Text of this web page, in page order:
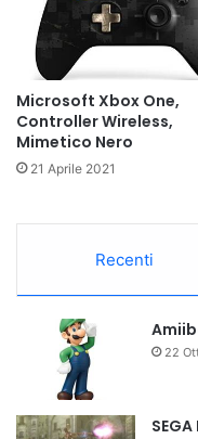
Microsoft Xbox One,
Controller Wireless,
Mimetico Nero
21 Aprile 2021
Recenti
22